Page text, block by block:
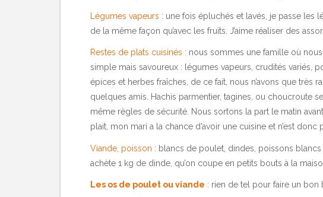
Légumes vapeurs : une fois épluchés et lavés, je passe les
de la même façon qu’avec les fruits. J’aime réaliser des
Restes de plats cuisinés : nous sommes une famille où
simple mais savoureux : légumes vapeurs, crudités variés,
épices et herbes fraîches, de ce fait, nous n’avons que très
quelques amis. Hachis parmentier, tagines, ou choucroute
même règles de sécurité. Nous sortons la part le matin
plait, mon mari a la chance d’avoir une cuisine et n’est
Viande, poisson : blancs de poulet, dindes, poissons
achète 1 kg de dinde, qu’on coupe en petits bouts à la
Les os de poulet ou viande : rien de tel pour faire un bon